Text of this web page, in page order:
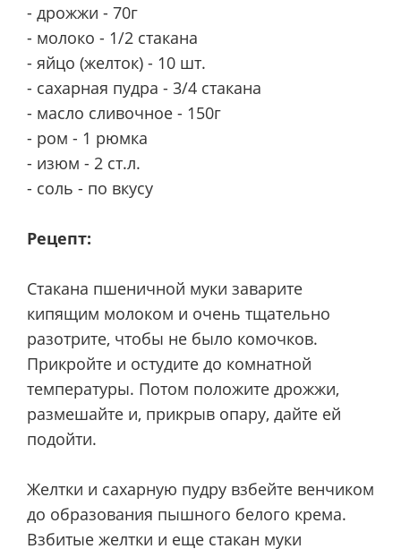
- дрожжи - 70г
- молоко - 1/2 стакана
- яйцо (желток) - 10 шт.
- сахарная пудра - 3/4 стакана
- масло сливочное - 150г
- ром - 1 рюмка
- изюм - 2 ст.л.
- соль - по вкусу
Рецепт:
Стакана пшеничной муки заварите
кипящим молоком и очень тщательно
разотрите, чтобы не было комочков.
Прикройте и остудите до комнатной
температуры. Потом положите дрожжи,
размешайте и, прикрыв опару, дайте ей
подойти.
Желтки и сахарную пудру взбейте венчиком
до образования пышного белого крема.
Взбитые желтки и еще стакан муки